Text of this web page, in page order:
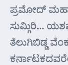
ಪ್ರಮೋದ್
ಸುಮ್ಗಿರಿ…
ತೆಲುಗಿಬಿಡ್ಡ